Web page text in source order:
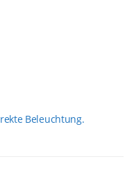
Beleuchtung.